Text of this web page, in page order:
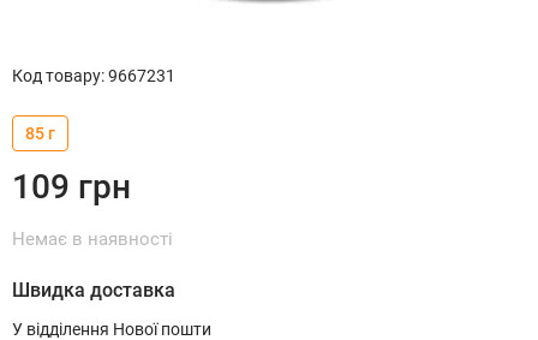
Код товару:9667231
85 г
109 грн
Немає в наявності
Швидка доставка
У відділення Нової пошти